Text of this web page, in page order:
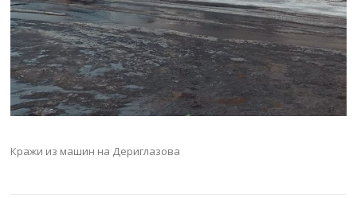
Кражи из машин на Дериглазова